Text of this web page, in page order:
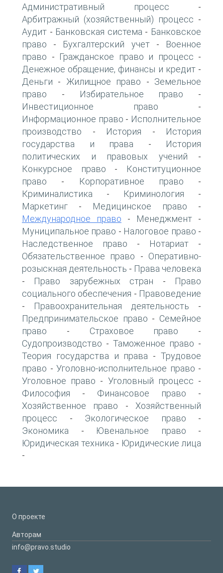
Административный процесс -
Арбитражный (хозяйственный) процесс -
Аудит - Банковская система - Банковское
право - Бухгалтерский учет-
Военное
право - Гражданское право и процесс -
Денежное обращение, финансы и кредит-
Деньги - Жилищное право - Земельное
право - Избирательное право -
Инвестиционное право -
Информационное право - Исполнительное
производство - История -
История
государства и права -
История
политических и правовых учений -
Конкурсное право -
Конституционное
право - Корпоративное право -
Криминалистика - Криминология -
Маркетинг - Медицинское право -
Международное право - Менеджмент -
Муниципальное право - Налоговое право -
Наследственное право - Нотариат -
Обязательственное право - Оперативно-
розыскная деятельность - Права человека
- Право зарубежных стран -
Право
социального обеспечения - Правоведение
- Правоохранительная деятельность -
Предпринимательское право - Семейное
право - Страховое право -
Судопроизводство - Таможенное право -
Теория государства и права -Трудовое
право - Уголовно-исполнительное право -
Уголовное право - Уголовный процесс -
Философия - Финансовое право -
Хозяйственное право - Хозяйственный
процесс - Экологическое право -
Экономика - Ювенальное право -
Юридическая техника - Юридические лица
-
О проекте
Авторам
info@pravo.studio